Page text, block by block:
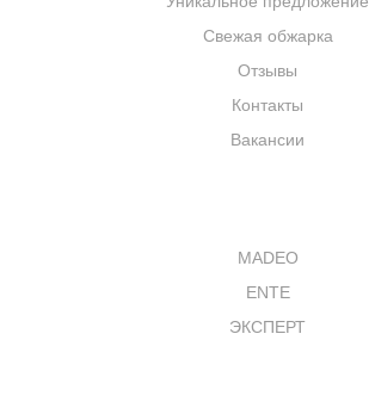
Свежая обжарка
Отзывы
Контакты
Вакансии
MADEO
ENTE
ЭКСПЕРТ